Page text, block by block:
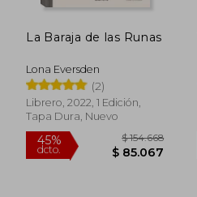
6%
dcto. $ 49.726
La Baraja de las Runas
Lona Eversden
(2)
Librero, 2022, 1 Edición,
Tapa Dura, Nuevo